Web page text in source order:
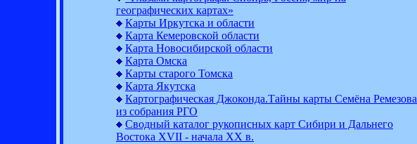
географических картах»
Карты Иркутска и области
Карта Кемеровской области
Карта Новосибирской области
Карта Омска
Карты старого Томска
Карта Якутска
Картографическая Джоконда.Тайны карты Семёна Ремезова
из собрания РГО
Сводный каталог рукописных карт Сибири и Дальнего
Востока XVII - начала XX в.